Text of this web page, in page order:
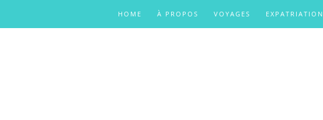
HOME À PROPOS VOYAGES EXPATRIATION